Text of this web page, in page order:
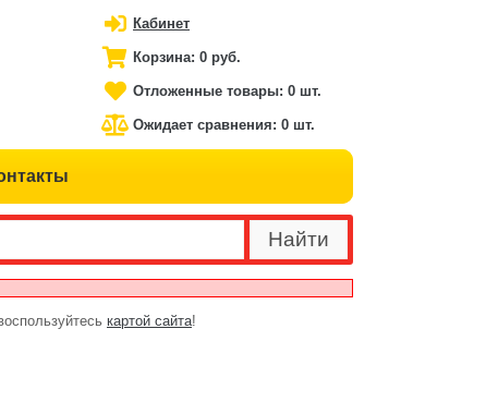
Кабинет
Корзина: 0 руб.
Отложенные товары: 0 шт.
Ожидает сравнения: 0 шт.
картой сайта!